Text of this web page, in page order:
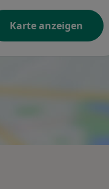
Di,
11 Aug
Mi,
12 Aug
Karte anzeigen